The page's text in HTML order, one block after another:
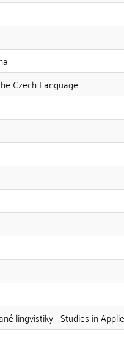
Czech Language
lingvistiky - Studies in